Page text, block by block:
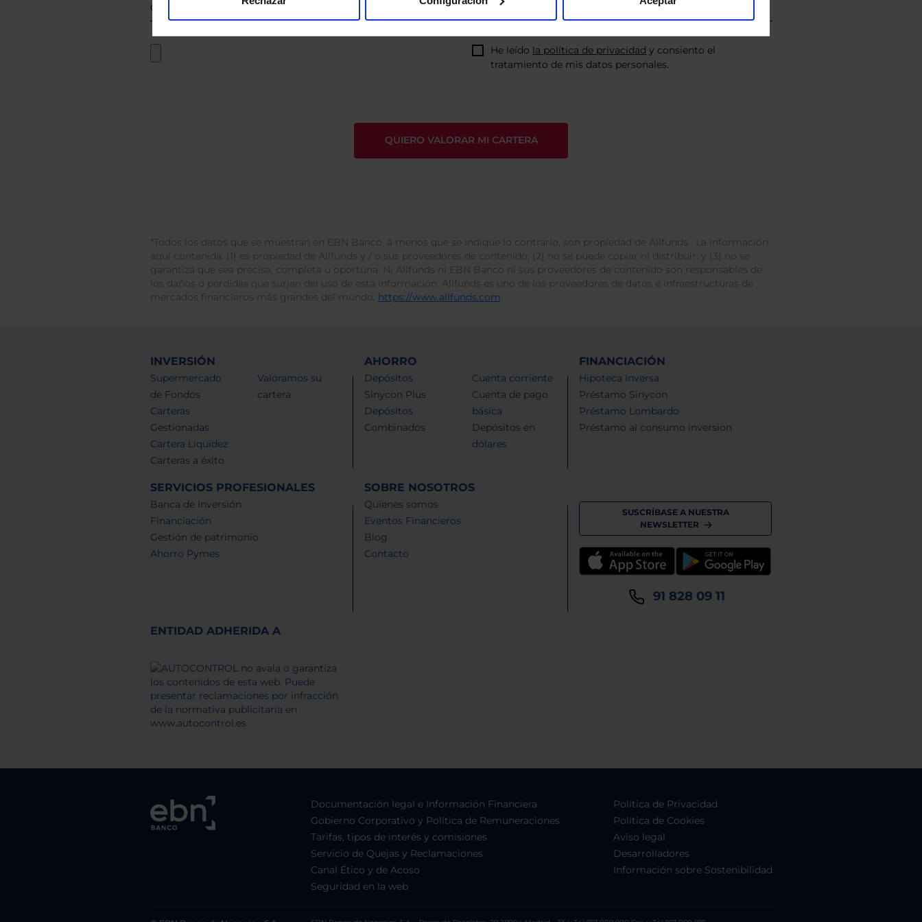
He leído la política de privacidad y consiento el
tratamiento de mis datos personales.
*Todos los datos que se muestran en EBN Banco, a menos que se indique lo contrario, son propiedad de Allfunds . La información
aquí contenida: (1) es propiedad de Allfunds y / o sus proveedores de contenido; (2) no se puede copiar ni distribuir; y (3) no se
garantiza que sea precisa, completa u oportuna. Ni Allfunds ni EBN Banco ni sus proveedores de contenido son responsables de
los daños o pérdidas que surjan del uso de esta información. Allfunds es uno de los proveedores de datos e infraestructuras de
mercados financieros más grandes del mundo. https://www.allfunds.com.
INVERSIÓN
Supermercado
de Fondos
Carteras
Gestionadas
Cartera Liquidez
Carteras a éxito
Valoramos su
cartera
AHORRO
Depósitos
Sinycon Plus
Depósitos
Combinados
Cuenta corriente
Cuenta de pago
básica
Depósitos en
dólares
FINANCIACIÓN
Hipoteca Inversa
Préstamo Sinycon
Préstamo Lombardo
Préstamo al consumo inversion
SERVICIOS PROFESIONALES
Banca de Inversión
Financiación
Gestión de patrimonio
Ahorro Pymes
SOBRE NOSOTROS
Quienes somos
Eventos Financieros
Blog
Contacto
SUSCRÍBASE A NUESTRA
NEWSLETTER
91 828 09 11
ENTIDAD ADHERIDA A
Documentación legal e Información Financiera
Gobierno Corporativo y Política de Remuneraciones
Tarifas, tipos de interés y comisiones
Servicio de Quejas y Reclamaciones
Canal Ético y de Acoso
Seguridad en la web
Política de Privacidad
Política de Cookies
Aviso legal
Desarrolladores
Información sobre Sostenibilidad